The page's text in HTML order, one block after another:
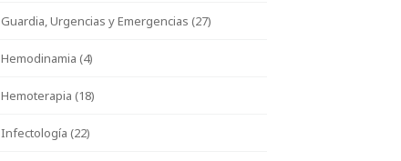
Guardia, Urgencias y Emergencias (27)
Hemodinamia (4)
Hemoterapia (18)
Infectología (22)